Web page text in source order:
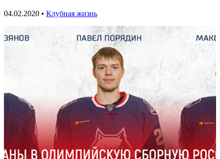
04.02.2020 • Клубная жизнь